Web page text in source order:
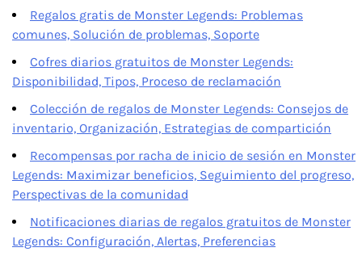
Regalos gratis de Monster Legends: Problemas
comunes, Solución de problemas, Soporte
Cofres diarios gratuitos de Monster Legends:
Disponibilidad, Tipos, Proceso de reclamación
Colección de regalos de Monster Legends: Consejos de
inventario, Organización, Estrategias de compartición
Recompensas por racha de inicio de sesión en Monster
Legends: Maximizar beneficios, Seguimiento del progreso,
Perspectivas de la comunidad
Notificaciones diarias de regalos gratuitos de Monster
Legends: Configuración, Alertas, Preferencias